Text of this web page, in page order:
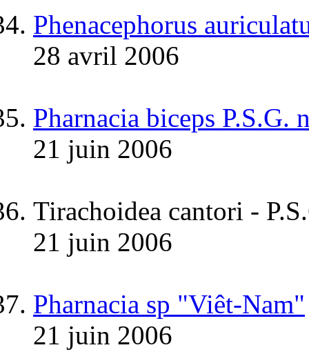
Phenacephorus
28 avril 2006
Pharnacia biceps P.S.G.
21 juin 2006
Tirachoidea cantori -
21 juin 2006
Pharnacia sp "Viêt-Nam"
21 juin 2006